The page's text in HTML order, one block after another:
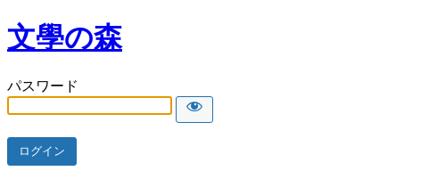
文學の森
パスワード